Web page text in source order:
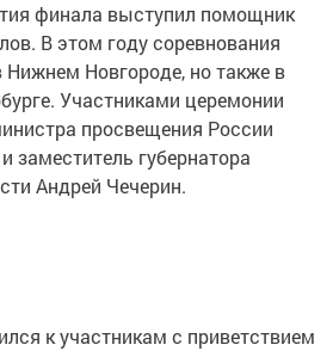
финала выступил помощник
В этом году соревнования
Нижнем Новгороде, но также в
Участниками церемонии
просвещения России
заместитель губернатора
Андрей Чечерин.
к участникам с приветствием